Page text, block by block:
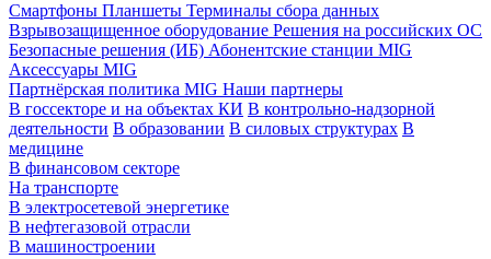
Смартфоны Планшеты Терминалы сбора данных
Взрывозащищенное оборудование Решения на российских ОС
Безопасные решения (ИБ) Абонентские станции MIG
Аксессуары MIG
Партнёрская политика MIG Наши партнеры
В госсекторе и на объектах КИ В контрольно-надзорной
деятельности В образовании В силовых структурах В
медицине
В финансовом секторе
На транспорте
В электросетевой энергетике
В нефтегазовой отрасли
В машиностроении